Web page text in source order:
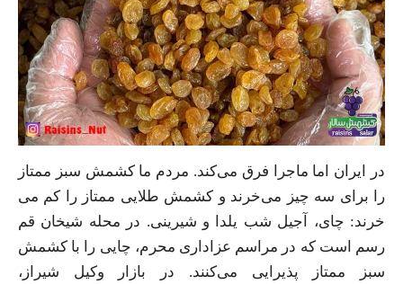
در ایران اما ماجرا فرق می‌کند. مردم ما کشمش سبز ممتاز
را برای سه چیز می‌خرند و کشمش طلایی ممتاز را کم می
خرند: چای، آجیل شب یلدا و شیرینی. در محله شیخان قم
رسم است که در مراسم عزاداری محرم، چایی‌ را با کشمش
سبز ممتاز پذیرایی می‌کنند. در بازار وکیل شیراز،